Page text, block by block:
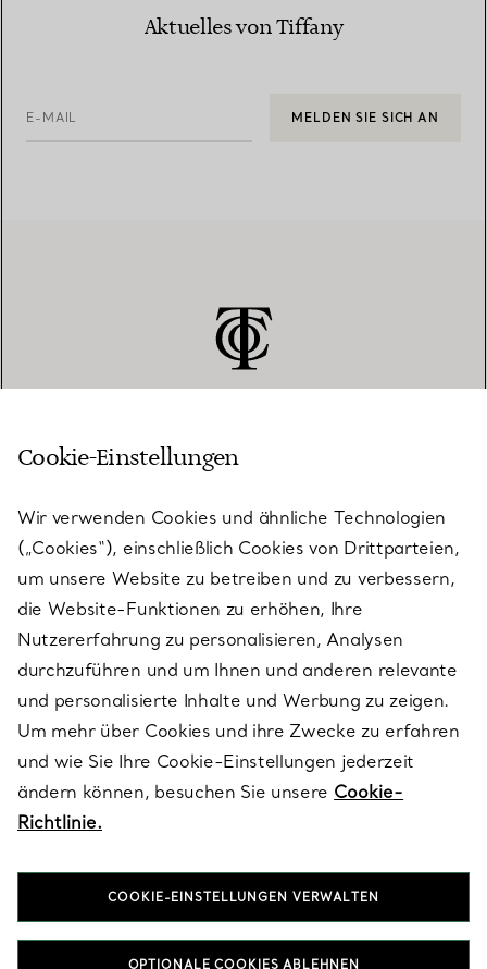
Aktuelles von Tiffany
E-MAIL MELDEN SIE SICH AN
KUNDENSERVICE
SERVICES
ÜBER TIFFANY & CO.
RECHTLICHE HINWEISE
FOLGEN SIE UNS
Cookie-Einstellungen
Wir verwenden Cookies und ähnliche Technologien
(„Cookies“), einschließlich Cookies von Drittparteien,
um unsere Website zu betreiben und zu verbessern,
die Website-Funktionen zu erhöhen, Ihre
Nutzererfahrung zu personalisieren, Analysen
durchzuführen und um Ihnen und anderen relevante
und personalisierte Inhalte und Werbung zu zeigen.
Um mehr über Cookies und ihre Zwecke zu erfahren
und wie Sie Ihre Cookie-Einstellungen jederzeit
ändern können, besuchen Sie unsere Cookie-
Richtlinie.
COOKIE-EINSTELLUNGEN VERWALTEN
OPTIONALE COOKIES ABLEHNEN